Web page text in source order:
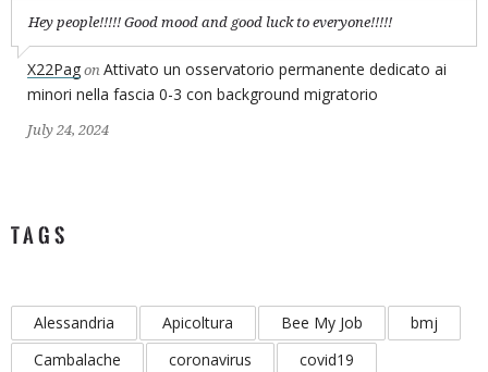
Hey people!!!!! Good mood and good luck to everyone!!!!!
X22Pag on Attivato un osservatorio permanente dedicato ai
minori nella fascia 0-3 con background migratorio
July 24, 2024
TAGS
Alessandria Apicoltura Bee My Job
bmj
Cambalache
coronavirus
covid19